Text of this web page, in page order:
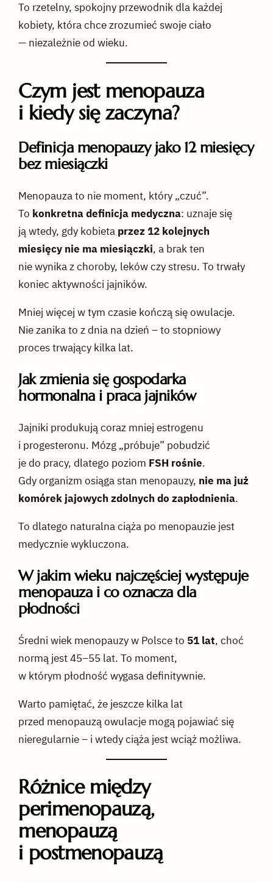
To rzetelny, spokojny przewodnik dla każdej
kobiety, która chce zrozumieć swoje ciało
— niezależnie od wieku.
Czym jest menopauza
i kiedy się zaczyna?
Definicja menopauzy jako 12 miesięcy
bez miesiączki
Menopauza to nie moment, który „czuć”.
To konkretna definicja medyczna: uznaje się
ją wtedy, gdy kobieta przez 12 kolejnych
miesięcy nie ma miesiączki, a brak ten
nie wynika z choroby, leków czy stresu. To trwały
koniec aktywności jajników.
Mniej więcej w tym czasie kończą się owulacje.
Nie zanika to z dnia na dzień – to stopniowy
proces trwający kilka lat.
Jak zmienia się gospodarka
hormonalna i praca jajników
Jajniki produkują coraz mniej estrogenu
i progesteronu. Mózg „próbuje” pobudzić
je do pracy, dlatego poziom FSH rośnie.
Gdy organizm osiąga stan menopauzy, nie ma już
komórek jajowych zdolnych do zapłodnienia.
To dlatego naturalna ciąża po menopauzie jest
medycznie wykluczona.
W jakim wieku najczęściej występuje
menopauza i co oznacza dla
płodności
Średni wiek menopauzy w Polsce to 51 lat, choć
normą jest 45–55 lat. To moment,
w którym płodność wygasa definitywnie.
Warto pamiętać, że jeszcze kilka lat
przed menopauzą owulacje mogą pojawiać się
nieregularnie – i wtedy ciąża jest wciąż możliwa.
Różnice między
perimenopauzą,
menopauzą
i postmenopauzą